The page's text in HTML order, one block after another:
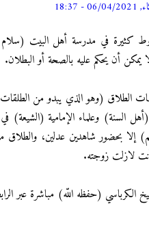
- 18:37
كثيرة في مدرسة أهل البيت (سلام
يمكن أن يحكم عليه بالصحة أو البطلان.
السنة) وعلماء الإمامية
إلا بحضور شاهدين عدلين،
لازلت زوجته.
(حفظه اللّه) مباشرة عبر